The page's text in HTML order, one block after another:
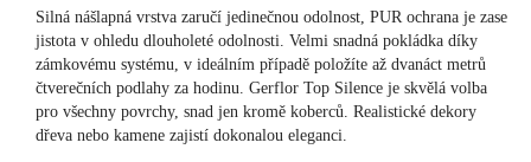
Silná nášlapná vrstva zaručí jedinečnou odolnost, PUR ochrana je zase
jistota v ohledu dlouholeté odolnosti. Velmi snadná pokládka díky
zámkovému systému, v ideálním případě položíte až dvanáct metrů
čtverečních podlahy za hodinu. Gerflor Top Silence je skvělá volba
pro všechny povrchy, snad jen kromě koberců. Realistické dekory
dřeva nebo kamene zajistí dokonalou eleganci.